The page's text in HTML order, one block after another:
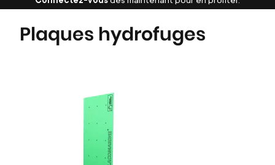
Plaques hydrofuges